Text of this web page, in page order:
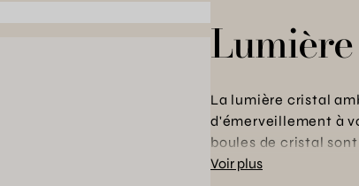
La lumière cristal
d'émerveillement à
boules de cristal
décoration
Voir plus